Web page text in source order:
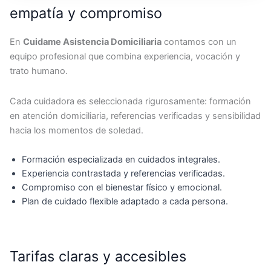
empatía y compromiso
En Cuidame Asistencia Domiciliaria contamos con un
equipo profesional que combina experiencia, vocación y
trato humano.
Cada cuidadora es seleccionada rigurosamente: formación
en atención domiciliaria, referencias verificadas y sensibilidad
hacia los momentos de soledad.
Formación especializada en cuidados integrales.
Experiencia contrastada y referencias verificadas.
Compromiso con el bienestar físico y emocional.
Plan de cuidado flexible adaptado a cada persona.
Tarifas claras y accesibles